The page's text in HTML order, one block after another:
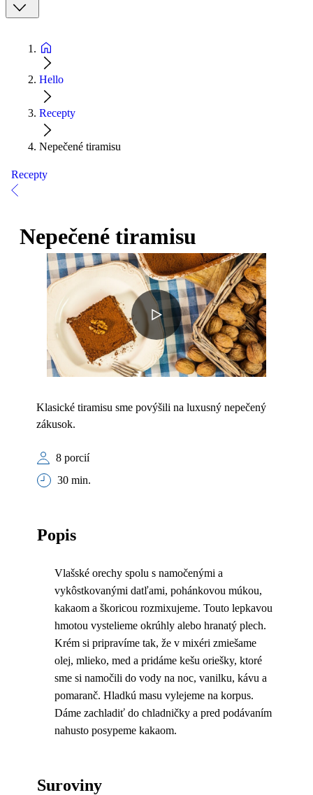
Hello
Recepty
Nepečené tiramisu
Recepty
Nepečené tiramisu
Klasické tiramisu sme povýšili na luxusný nepečený
zákusok.
8 porcií
30 min.
Popis
Vlašské orechy spolu s namočenými a
vykôstkovanými datľami, pohánkovou múkou,
kakaom a škoricou rozmixujeme. Touto lepkavou
hmotou vystelieme okrúhly alebo hranatý plech.
Krém si pripravíme tak, že v mixéri zmiešame
olej, mlieko, med a pridáme kešu oriešky, ktoré
sme si namočili do vody na noc, vanilku, kávu a
pomaranč. Hladkú masu vylejeme na korpus.
Dáme zachladiť do chladničky a pred podávaním
nahusto posypeme kakaom.
Suroviny